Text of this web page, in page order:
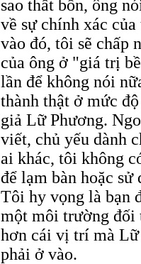
sao thất bổn, ông
về sự chính xác
vào đó, tôi sẽ chấp
của ông ở "giá trị
lần để không nói
thành thật ở mức
giả Lữ Phương.
viết, chủ yếu dành
ai khác, tôi không
để lạm bàn hoặc
Tôi hy vọng là bạn
một môi trường đối
hơn cái vị trí mà Lữ
phải ở vào.